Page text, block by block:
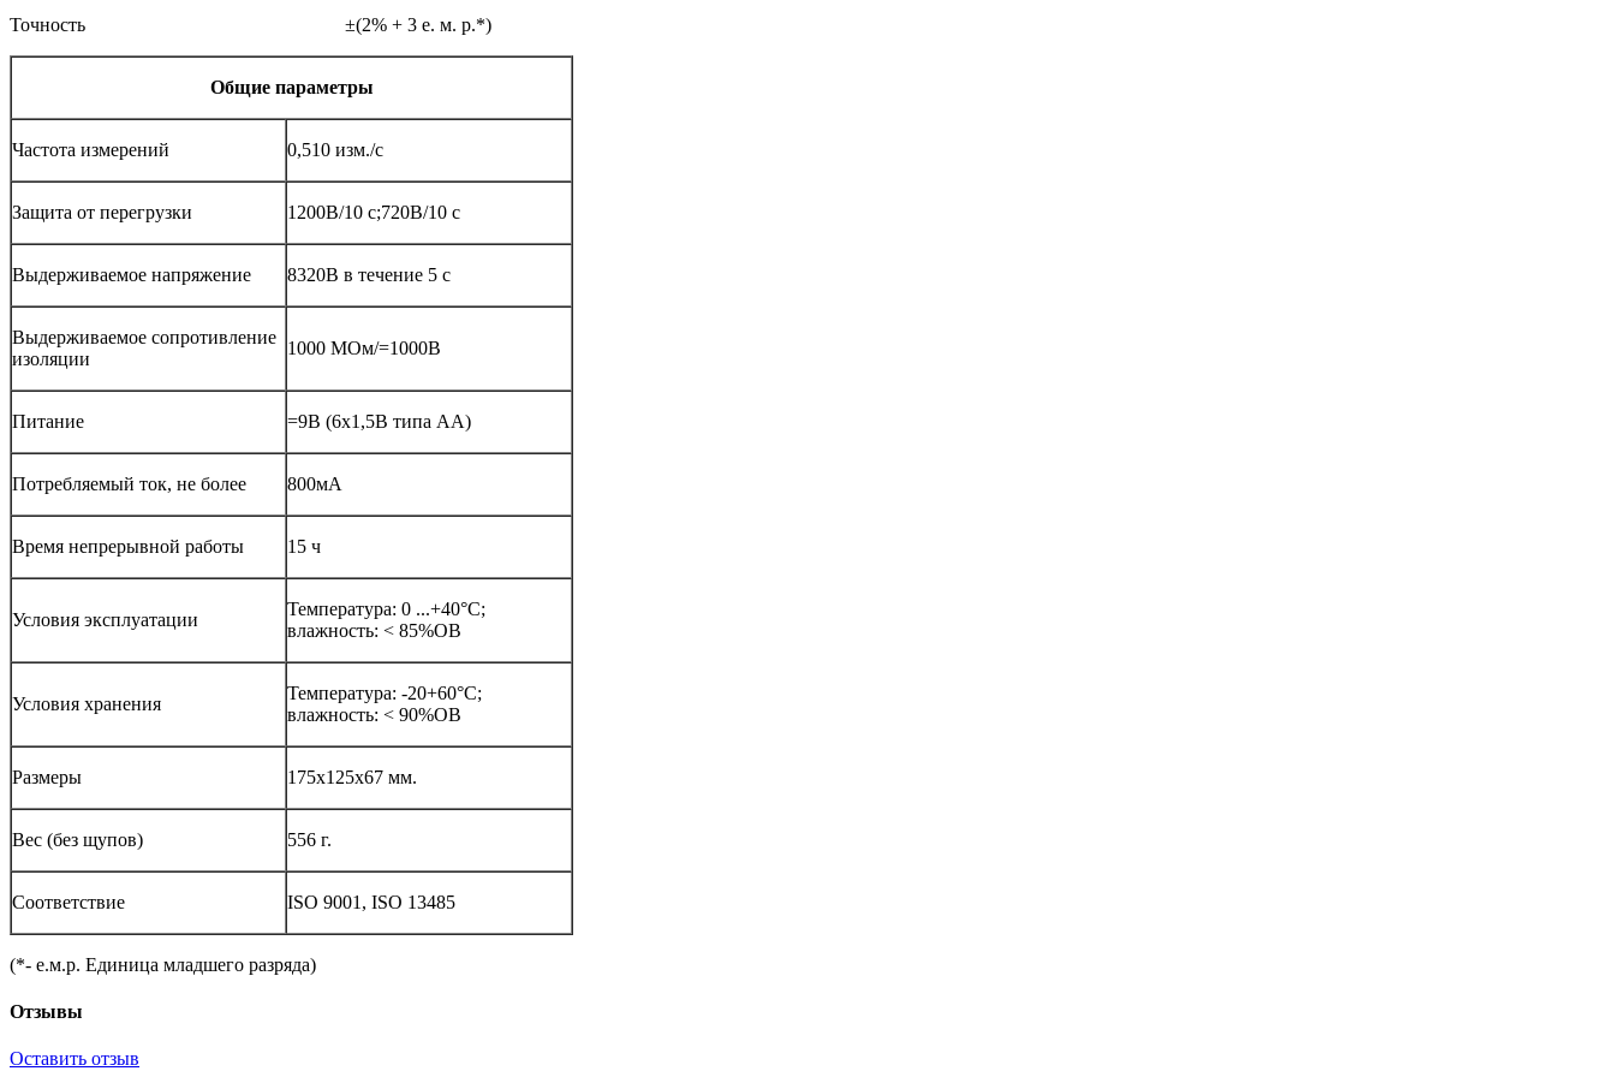
Точность ±(2% + 3 е. м. р.*)
Общие параметры
Частота измерений 0,510 изм./с
Защита от перегрузки 1200В/10 с;720В/10 с
Выдерживаемое напряжение 8320В в течение 5 с
Выдерживаемое сопротивление
изоляции
1000 МОм/=1000В
Питание =9В (6x1,5В типа АА)
Потребляемый ток, не более 800мА
Время непрерывной работы 15 ч
Условия эксплуатации
Температура: 0 ...+40°С;
влажность: < 85%ОВ
Условия хранения
Температура: -20+60°С;
влажность: < 90%ОВ
Размеры 175x125x67 мм.
Вес (без щупов) 556 г.
Соответствие ISO 9001, ISO 13485
(*- е.м.р. Единица младшего разряда)
Отзывы
Оставить отзыв